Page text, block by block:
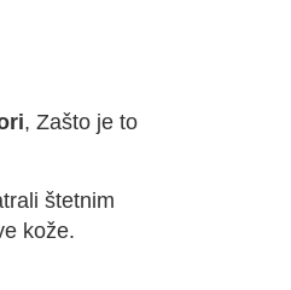
, Zašto je to
štetnim
kože.